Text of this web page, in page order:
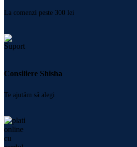
La comenzi peste 300 lei
Consiliere Shisha
Te ajutăm să alegi